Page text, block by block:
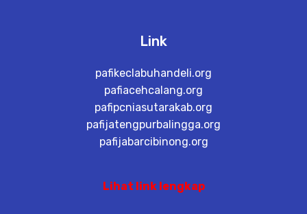
Link
pafikeclabuhandeli.org
pafiacehcalang.org
pafipcniasutarakab.org
pafijatengpurbalingga.org
pafijabarcibinong.org
Lihat link lengkap